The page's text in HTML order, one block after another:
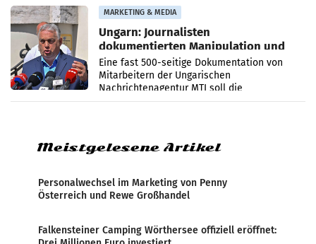
Anna Kalina-Mahr.
MARKETING & MEDIA
Ungarn: Journalisten
dokumentierten Manipulation und
Zensur
Eine fast 500-seitige Dokumentation von
Mitarbeitern der Ungarischen
Nachrichtenagentur MTI soll die
systematische Nachrichten-Manipulation und
Meistgelesene Artikel
Personalwechsel im Marketing von Penny
Österreich und Rewe Großhandel
Falkensteiner Camping Wörthersee offiziell eröffnet: